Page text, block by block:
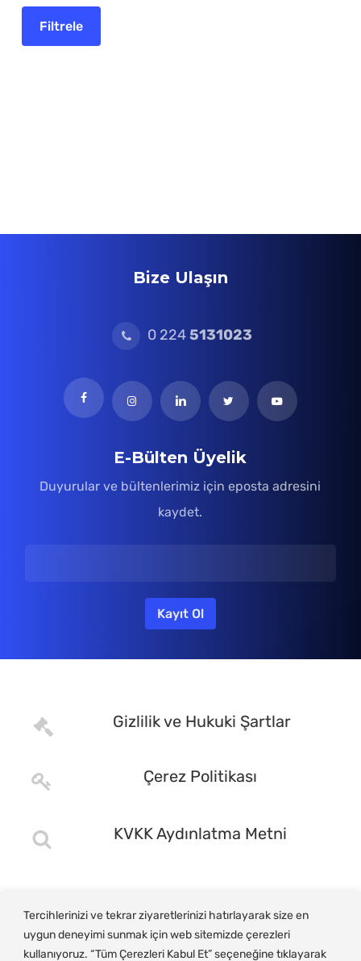
Tercihlerinizi ve tekrar ziyaretlerinizi hatırlayarak size en
uygun deneyimi sunmak için web sitemizde çerezleri
kullanıyoruz. “Tüm Çerezleri Kabul Et” seçeneğine tıklayarak
Bize Ulaşın
0 2245131023
E-Bülten Üyelik
Duyurular ve bültenlerimiz için eposta adresini
kaydet.
Gizlilik ve Hukuki Şartlar
Çerez Politikası
KVKK Aydınlatma Metni